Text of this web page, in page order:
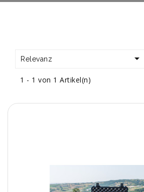
Relevanz 
1 - 1 von 1 Artikel(n)